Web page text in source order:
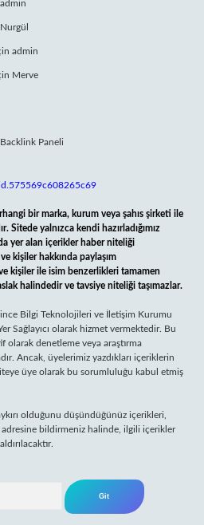
admin
Nurgül
admin
Merve
bir marka, kurum veya şahıs şirketi ile
Sitede yalnızca kendi hazırladığımız
yer alan içerikler haber niteliği
kişiler hakkında paylaşım
kişiler ile isim benzerlikleri tamamen
halindedir ve tavsiye niteliği taşımazlar.
Bilgi Teknolojileri ve İletişim Kurumu
Sağlayıcı olarak hizmet vermektedir. Bu
denetleme veya araştırma
Ancak, üyelerimiz yazdıkları içeriklerin
üye olarak bu sorumluluğu kabul etmiş
olduğunu düşündüğünüz içerikleri,
adresine bildirmeniz halinde, ilgili içerikler